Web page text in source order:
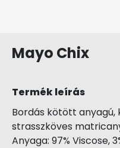
Mayo Chix
Termék leírás
Bordás kötött
strasszköves
Anyaga: 97% Viscose,